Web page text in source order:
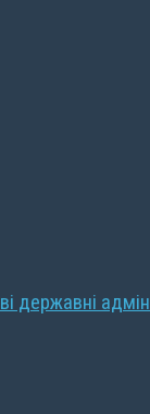
державні